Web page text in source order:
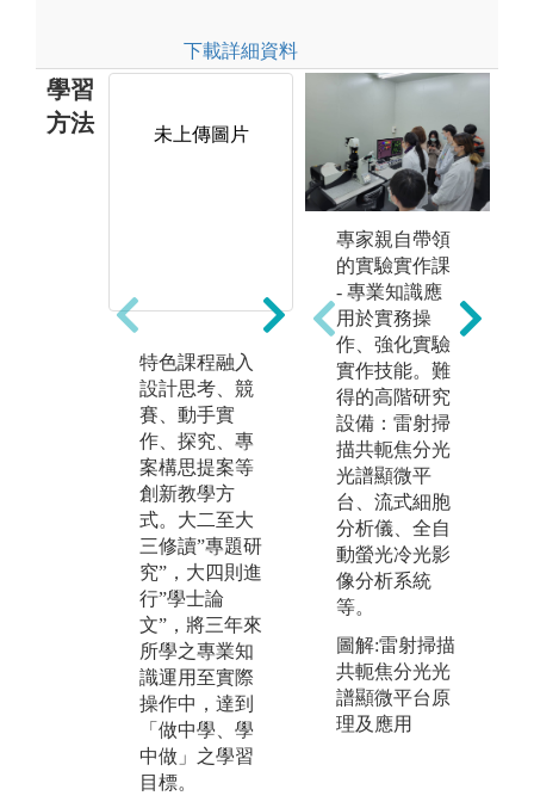
下載詳細資料
學習
方法
未上傳圖片
特色課程融入
設計思考、競
賽、動手實
作、探究、專
案構思提案等
創新教學方
式。大二至大
三修讀”專題研
究”，大四則進
行”學士論
文”，將三年來
所學之專業知
識運用至實際
操作中，達到
「做中學、學
中做」之學習
目標。
未上傳圖片
實作課程（大
二大三專題研
究、大四學士
論文）設計，
讓學生「做中
學、學中
做」，提升學
習動機，培養
解決問題、獨
立思考、團隊
習等能力。
專家親自帶領
的實驗實作課
- 專業知識應
用於實務操
作、強化實驗
實作技能。難
得的高階研究
設備：雷射掃
描共軛焦分光
光譜顯微平
台、流式細胞
分析儀、全自
動螢光冷光影
像分析系統
等。
圖解:雷射掃描
共軛焦分光光
譜顯微平台原
理及應用